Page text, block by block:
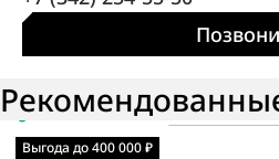
Выгода до 400 000 ₽
В наличии·авто
Korando СИТИ